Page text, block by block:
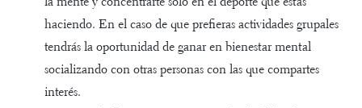
haciendo. En el caso de que prefieras actividades grupales
tendrás la oportunidad de ganar en bienestar mental
socializando con otras personas con las que compartes
interés.